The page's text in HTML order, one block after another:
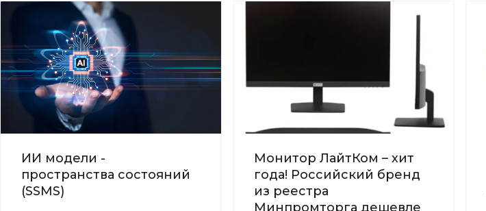
ИИ модели -
пространства состояний
(SSMS)
Монитор ЛайтКом – хит
года! Российский бренд
из реестра
Минпромторга дешевле